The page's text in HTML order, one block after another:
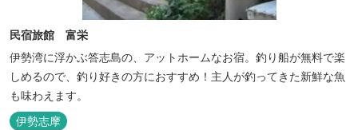
民宿旅館 富栄
伊勢湾に浮かぶ答志島の、アットホームなお宿。釣り船が無料で楽
しめるので、釣り好きの方におすすめ！主人が釣ってきた新鮮な魚
も味わえます。
伊勢志摩